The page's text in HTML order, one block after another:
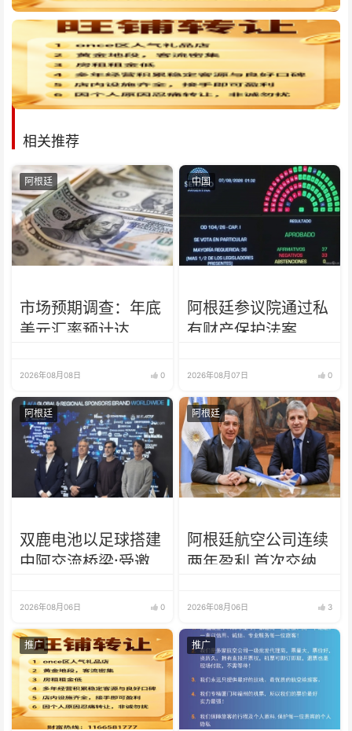
相关推荐
阿根廷
市场预期调查：年底
美元汇率预计达
2026年08月08日 0
中国
阿根廷参议院通过私
有财产保护法案
2026年08月07日 0
阿根廷
双鹿电池以足球搭建
中阿交流桥梁:受邀
商招待会！
2026年08月06日 0
阿根廷
阿根廷航空公司连续
两年盈利 首次交纳
2026年08月06日 3
推广 推广